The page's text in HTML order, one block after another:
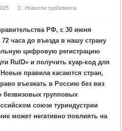
Новости турбизнеса
РФ, с 30 июня
часа до въезда в нашу страну
цифровую регистрацию
RuID» и получить куар-код для
правила касаются стран,
въезжать в Россию без виз
безвизовых групповых
союзе туриндустрии
может негативно повлиять на